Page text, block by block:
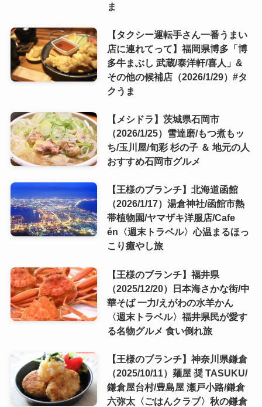
ま
【タクシー運転手さん一番うまい
店に連れてって】福岡県博多「博
多牛まぶし 武蔵/泰洋軒/喜人」&
その他の候補店（2026/1/29）#タ
クうま
【メシドラ】茨城県石岡市
（2026/1/25）雪達磨/もつ煮もッ
ち/玉川屋/旬彩 杉の子 ＆ 地元の人
おすすめ石岡市グルメ
【王様のブランチ】北海道函館
（2026/1/17）湯倉神社/函館市熱
帯植物園/ヤマザキ洋服店/Cafe
én〈週末トラベル〉心温まるほっ
こり癒やし旅
【王様のブランチ】福井県
（2025/12/20）日本海さかな街/中
華そば 一力/えがわの水羊かん
〈週末トラベル〉福井県民が愛す
る名物グルメ 食い倒れ旅
【王様のブランチ】神奈川県鎌倉
（2025/10/11）麺屋 奨 TASUKU/
鎌倉屋台村/豊島屋 瀬戸小路/鎌倉
六弥太〈ごはんクラブ〉秋の鎌倉